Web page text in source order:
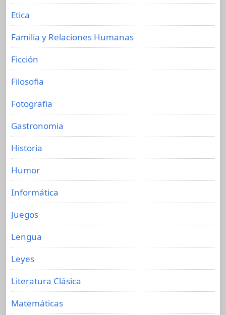
Etica
Familia y Relaciones Humanas
Ficción
Filosofia
Fotografia
Gastronomia
Historia
Humor
Informática
Juegos
Lengua
Leyes
Literatura Clásica
Matemáticas